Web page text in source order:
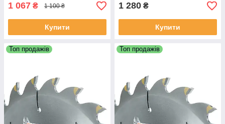
1 067 ₴ 1 100 ₴
Купити
1 280 ₴
Купити
Топ продажів Топ продажів